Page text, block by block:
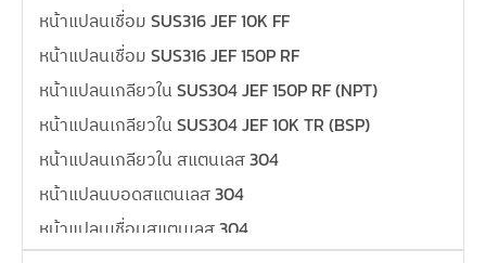
หน้าแปลนเชื่อม SUS316 JEF 10K FF
หน้าแปลนเชื่อม SUS316 JEF 150P RF
หน้าแปลนเกลียวใน SUS304 JEF 150P RF (NPT)
หน้าแปลนเกลียวใน SUS304 JEF 10K TR (BSP)
หน้าแปลนเกลียวใน สแตนเลส 304
หน้าแปลนบอดสแตนเลส 304
หน้าแปลนเชื่อมสแตนเลส 304